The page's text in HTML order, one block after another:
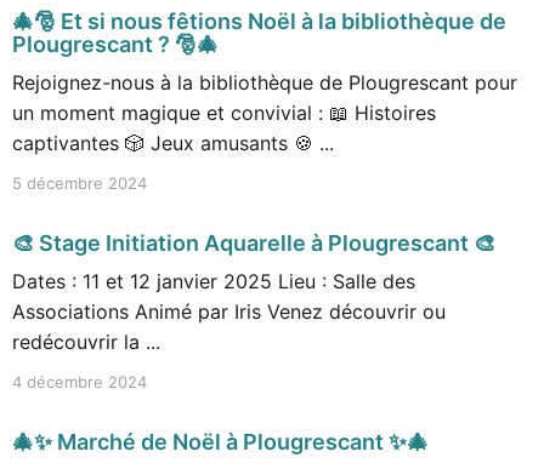
🎄🎅 Et si nous fêtions Noël à la bibliothèque de
Plougrescant ? 🎅🎄
Rejoignez-nous à la bibliothèque de Plougrescant pour
un moment magique et convivial : 📖 Histoires
captivantes 🎲 Jeux amusants 🍪 ...
5 décembre 2024
🎨 Stage Initiation Aquarelle à Plougrescant 🎨
Dates : 11 et 12 janvier 2025 Lieu : Salle des
Associations Animé par Iris Venez découvrir ou
redécouvrir la ...
4 décembre 2024
🎄✨ Marché de Noël à Plougrescant ✨🎄